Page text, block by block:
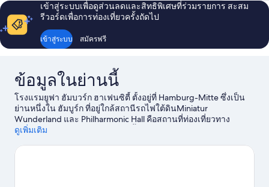
เข้าสู่ระบบเพื่อดูส่วนลดและสิทธิพิเศษที่ร่วมรายการ สะสม
รีวอร์ดเพื่อการท่องเที่ยวครั้งถัดไป
เข้าสู่ระบบ สมัครฟรี
ข้อมูลในย่านนี้
โรงแรมยูฟา ฮัมบวร์ก ฮาเฟนซิตี้ ตั้งอยู่ที่ Hamburg-Mitte ซึ่งเป็น
ย่านหนึ่งใน ฮัมบูร์ก ที่อยู่ใกล้สถานีรถไฟใต้ดินMiniatur
Wunderland และ Philharmonic Hall คือสถานที่ท่องเที่ยวทาง
วัฒนธรรมที่ไม่ควรพลาดในย่านนี้ ส่วนสถานที่สำหรับนักเดินทางที่
Piers นักเดินทางที่พาลูกๆ ไปเที่ยวไม่ควรพลาด สวนสัตว์
ดูเพิ่มเติม